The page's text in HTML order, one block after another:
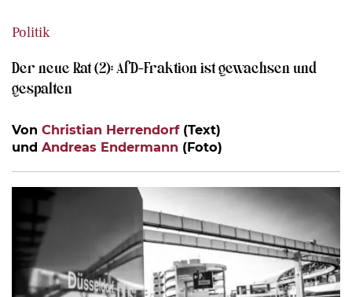
Politik
Der neue Rat (2): AfD-Fraktion ist gewachsen und
gespalten
Von Christian Herrendorf(Text)
und Andreas Endermann (Foto)